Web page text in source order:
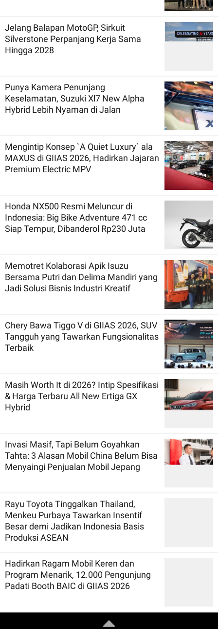
Jelang Balapan MotoGP, Sirkuit
Silverstone Perpanjang Kerja Sama
Hingga 2028
Punya Kamera Penunjang
Keselamatan, Suzuki Xl7 New Alpha
Hybrid Lebih Nyaman di Jalan
Mengintip Konsep `A Quiet Luxury` ala
MAXUS di GIIAS 2026, Hadirkan Jajaran
Premium Electric MPV
Honda NX500 Resmi Meluncur di
Indonesia: Big Bike Adventure 471 cc
Siap Tempur, Dibanderol Rp230 Juta
Memotret Kolaborasi Apik Isuzu
Bersama Putri dan Delima Mandiri yang
Jadi Solusi Bisnis Industri Kreatif
Chery Bawa Tiggo V di GIIAS 2026, SUV
Tangguh yang Tawarkan Fungsionalitas
Terbaik
Masih Worth It di 2026? Intip Spesifikasi
& Harga Terbaru All New Ertiga GX
Hybrid
Invasi Masif, Tapi Belum Goyahkan
Tahta: 3 Alasan Mobil China Belum Bisa
Menyaingi Penjualan Mobil Jepang
Rayu Toyota Tinggalkan Thailand,
Menkeu Purbaya Tawarkan Insentif
Besar demi Jadikan Indonesia Basis
Produksi ASEAN
Hadirkan Ragam Mobil Keren dan
Program Menarik, 12.000 Pengunjung
Padati Booth BAIC di GIIAS 2026